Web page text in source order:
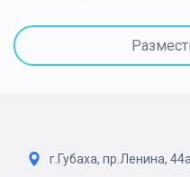
г.Губаха, пр.Ленина, 44а